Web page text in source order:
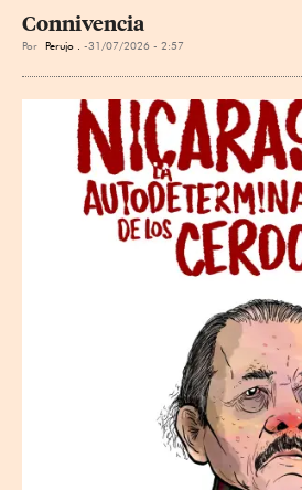
Connivencia
Por Perujo . 31/07/2026 - 2:57